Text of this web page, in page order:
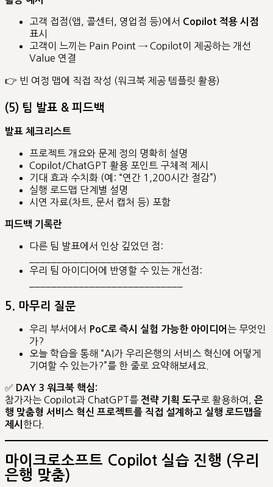
고객 접점(앱, 콜센터, 영업점 등)에서 Copilot 적용 시점
표시
고객이 느끼는 Pain Point → Copilot이 제공하는 개선
Value 연결
👉 빈 여정 맵에 직접 작성 (워크북 제공 템플릿 활용)
(5) 팀 발표 & 피드백
발표 체크리스트
프로젝트 개요와 문제 정의 명확히 설명
Copilot/ChatGPT 활용 포인트 구체적 제시
기대 효과 수치화 (예: “연간 1,200시간 절감”)
실행 로드맵 단계별 설명
시연 자료(차트, 문서 캡처 등) 포함
피드백 기록란
다른 팀 발표에서 인상 깊었던 점:
우리 팀 아이디어에 반영할 수 있는 개선점:
5. 마무리 질문
우리 부서에서 PoC로 즉시 실험 가능한 아이디어 는 무엇인
가?
오늘 학습을 통해 “AI가 우리은행의 서비스 혁신에 어떻게
기여할 수 있는가?”를 한 줄로 요약해보세요.
✅ DAY 3 워크북 핵심:
참가자는 Copilot과 ChatGPT를 전략 기획 도구로 활용하여, 은
행 맞춤형 서비스 혁신 프로젝트를 직접 설계하고 실행 로드맵을
제시 한다.
마이크로소프트 Copilot 실습 진행 (우리
은행 맞춤)